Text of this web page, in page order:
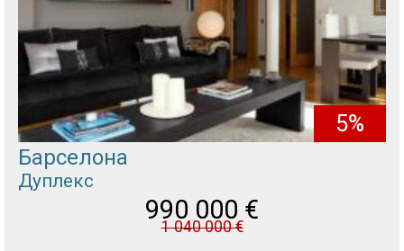
5%
Барселона
Дуплекс
990 000 €
1 040 000€